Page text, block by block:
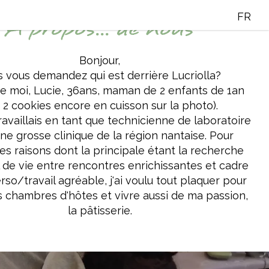
FR
A propos... de nous
Bonjour,
vous demandez qui est derrière Lucriolla?
moi, Lucie, 36ans, maman de 2 enfants de 1an
2 cookies encore en cuisson sur la photo).
en tant que technicienne de laboratoire
grosse clinique de la région nantaise. Pour
raisons dont la principale étant la recherche
de vie entre rencontres enrichissantes et cadre
travail agréable, j'ai voulu tout plaquer pour
chambres d'hôtes et vivre aussi de ma passion,
la pâtisserie.